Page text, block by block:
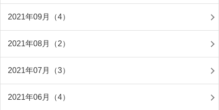
2021年09月（4）
2021年08月（2）
2021年07月（3）
2021年06月（4）